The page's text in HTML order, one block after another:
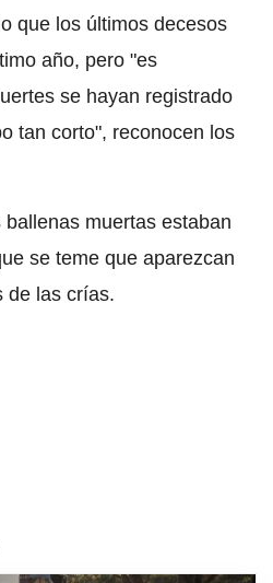
que los últimos decesos
año, pero "es
se hayan registrado
tan corto", reconocen los
muertas estaban
se teme que aparezcan
de las crías.